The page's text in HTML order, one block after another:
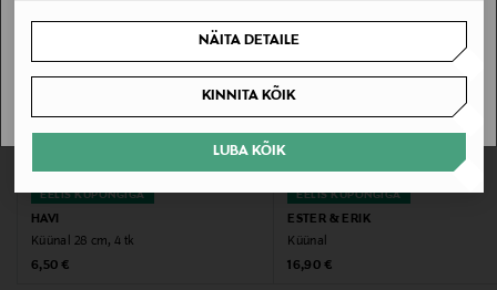
NÄITA DETAILE
KINNITA KÕIK
LUBA KÕIK
Värv
550 COASTAL GREEN
Suurus
Tootjamaa
POOLA
EELIS KUPONGIGA
HAVI
Küünal 28 cm, 4 tk
Original Price
6,50 €
EELIS KUPONGIGA
ESTER & ERIK
Küünal
Original Price
16,90 €
SAAN ARU